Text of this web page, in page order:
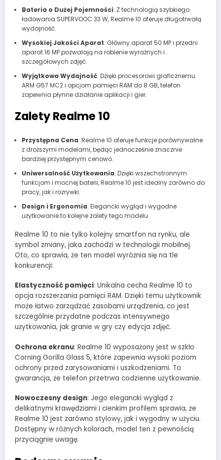
Bateria o Dużej Pojemności: Z technologią szybkiego
ładowania SUPERVOOC 33 W, Realme 10 oferuje długotrwałą
wydajność.
Wysokiej Jakości Aparat: Główny aparat 50 MP i przedni
aparat 16 MP pozwalają na robienie wyraźnych i
szczegółowych zdjęć.
Wyjątkowa Wydajność: Dzięki procesorowi graficznemu
ARM G57 MC2 i opcjom pamięci RAM do 8 GB, telefon
zapewnia płynne działanie aplikacji i gier.
Zalety Realme 10
Przystępna Cena: Realme 10 oferuje funkcje porównywalne
z droższymi modelami, będąc jednocześnie znacznie
bardziej przystępnym cenowo.
Uniwersalność Użytkowania: Dzięki wszechstronnym
funkcjom i mocnej baterii, Realme 10 jest idealny zarówno do
pracy, jak i rozrywki.
Design i Ergonomia: Elegancki wygląd i wygodne
użytkowanie to kolejne zalety tego modelu.
Realme 10 to nie tylko kolejny smartfon na rynku, ale
symbol zmiany, jaka zachodzi w technologii mobilnej.
Oto, co sprawia, że ten model wyróżnia się na tle
konkurencji:
Elastyczność pamięci: Unikalna cecha Realme 10 to
opcja rozszerzania pamięci RAM. Dzięki temu użytkownik
może łatwo zarządzać zasobami urządzenia, co jest
szczególnie przydatne podczas intensywnego
użytkowania, jak granie w gry czy edycja zdjęć.
Ochrona ekranu: Realme 10 wyposażony jest w szkło
Corning Gorilla Glass 5, które zapewnia wysoki poziom
ochrony przed zarysowaniami i uszkodzeniami. To
gwarancja, że telefon przetrwa codzienne użytkowanie.
Nowoczesny design: Jego elegancki wygląd z
delikatnymi krawędziami i cienkim profilem sprawia, że
Realme 10 jest zarówno stylowy, jak i wygodny w użyciu.
Dostępny w różnych kolorach, model ten z pewnością
przyciągnie uwagę.